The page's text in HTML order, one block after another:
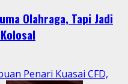
Olahraga, Tapi Jadi
Penari Kuasai CFD,